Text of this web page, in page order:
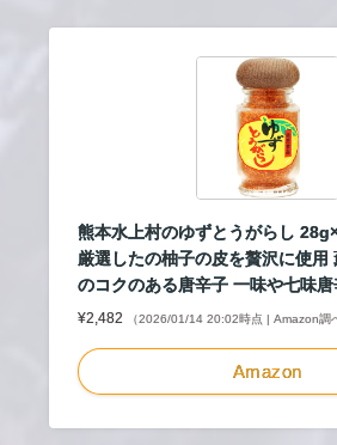
熊本水上村のゆずとうがらし
厳選したの柚子の皮を贅沢に使用
のコクのある唐辛子 一味や七味
¥2,482 （2026/01/14 20:02時点 | Amazon調
Amazon